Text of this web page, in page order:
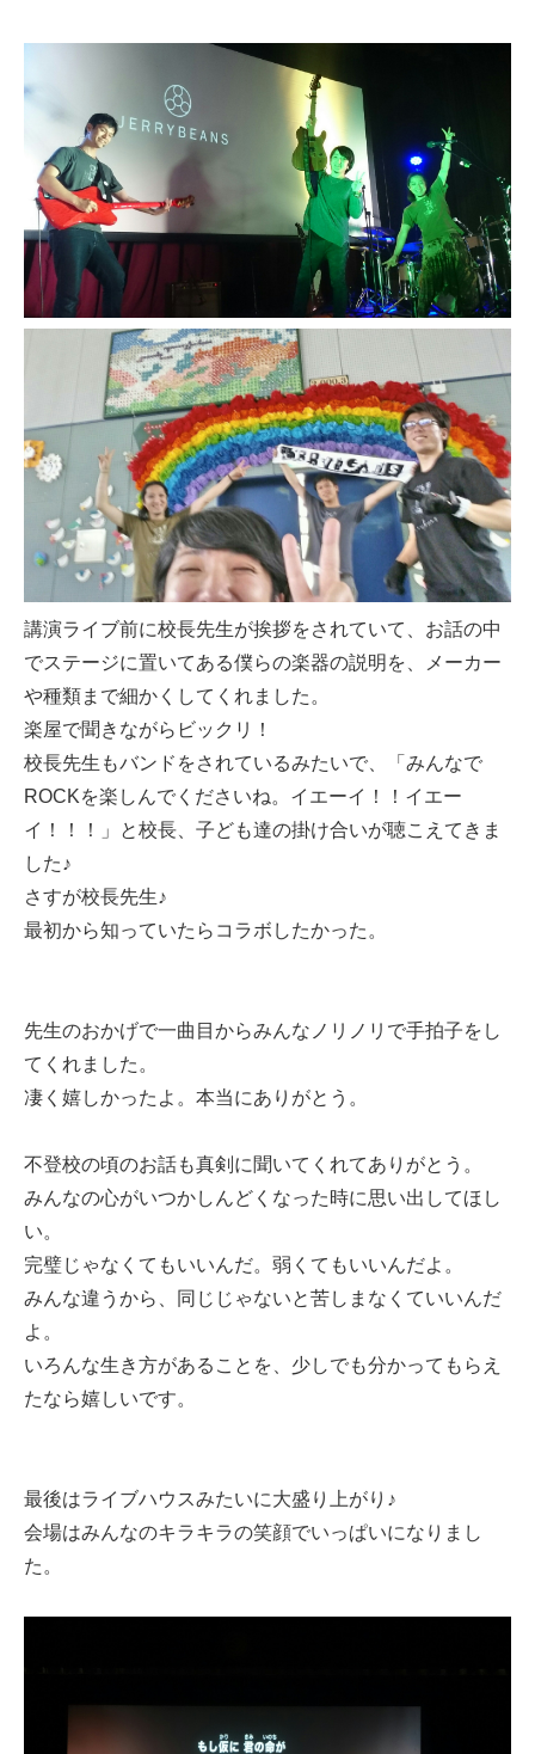
講演ライブ前に校長先生が挨拶をされていて、お話の中
でステージに置いてある僕らの楽器の説明を、メーカー
や種類まで細かくしてくれました。
楽屋で聞きながらビックリ！
校長先生もバンドをされているみたいで、「みんなで
ROCKを楽しんでくださいね。イエーイ！！イエー
イ！！！」と校長、子ども達の掛け合いが聴こえてきま
した♪
さすが校長先生♪
最初から知っていたらコラボしたかった。
先生のおかげで一曲目からみんなノリノリで手拍子をし
てくれました。
凄く嬉しかったよ。本当にありがとう。
不登校の頃のお話も真剣に聞いてくれてありがとう。
みんなの心がいつかしんどくなった時に思い出してほし
い。
完璧じゃなくてもいいんだ。弱くてもいいんだよ。
みんな違うから、同じじゃないと苦しまなくていいんだ
よ。
いろんな生き方があることを、少しでも分かってもらえ
たなら嬉しいです。
最後はライブハウスみたいに大盛り上がり♪
会場はみんなのキラキラの笑顔でいっぱいになりまし
た。